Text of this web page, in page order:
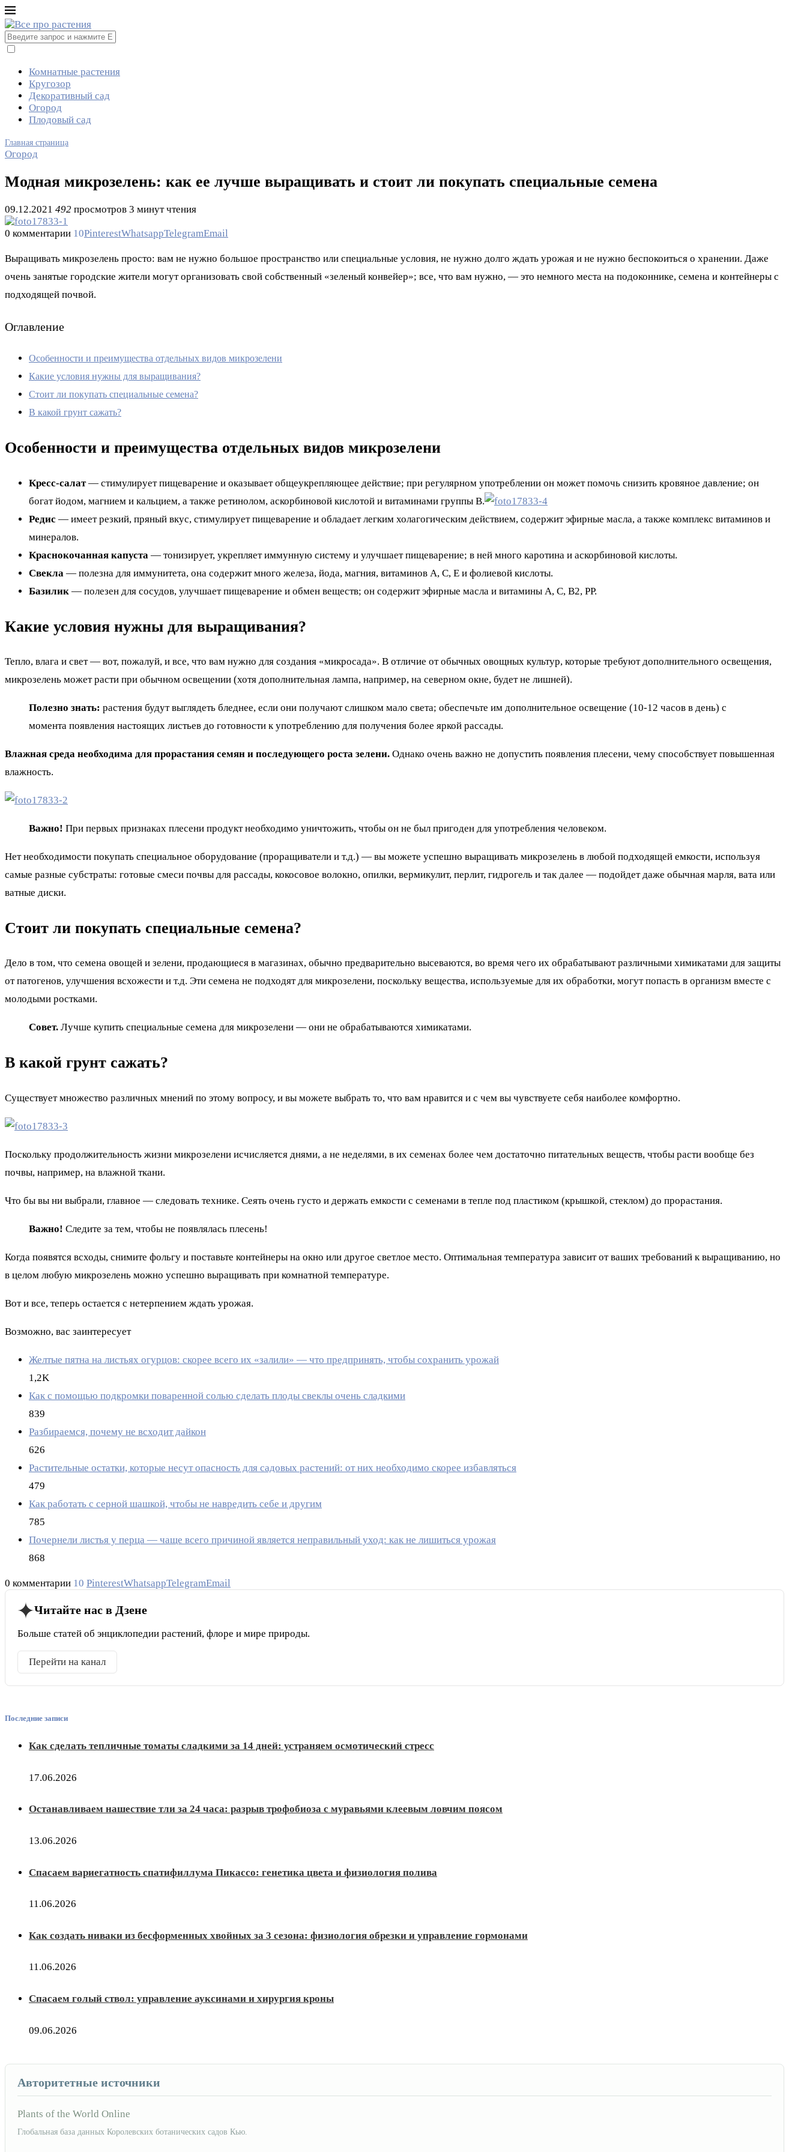
Комнатные растения
Кругозор
Декоративный сад
Огород
Плодовый сад
Главная страница
Огород
Модная микрозелень: как ее лучше выращивать и стоит ли покупать специальные семена
09.12.2021 492 просмотров 3 минут чтения
0 комментарии 10PinterestWhatsappTelegramEmail
Выращивать микрозелень просто: вам не нужно большое пространство или специальные условия, не нужно долго ждать урожая и не нужно беспокоиться о хранении. Даже
очень занятые городские жители могут организовать свой собственный «зеленый конвейер»; все, что вам нужно, — это немного места на подоконнике, семена и контейнеры с
подходящей почвой.
Оглавление
Особенности и преимущества отдельных видов микрозелени
Какие условия нужны для выращивания?
Стоит ли покупать специальные семена?
В какой грунт сажать?
Особенности и преимущества отдельных видов микрозелени
Кресс-салат— стимулирует пищеварение и оказывает общеукрепляющее действие; при регулярном употреблении он может помочь снизить кровяное давление; он
богат йодом, магнием и кальцием, а также ретинолом, аскорбиновой кислотой и витаминами группы В.
Редис — имеет резкий, пряный вкус, стимулирует пищеварение и обладает легким холагогическим действием, содержит эфирные масла, а также комплекс витаминов и
минералов.
Краснокочанная капуста — тонизирует, укрепляет иммунную систему и улучшает пищеварение; в ней много каротина и аскорбиновой кислоты.
Свекла — полезна для иммунитета, она содержит много железа, йода, магния, витаминов А, С, Е и фолиевой кислоты.
Базилик — полезен для сосудов, улучшает пищеварение и обмен веществ; он содержит эфирные масла и витамины А, С, В2, РР.
Какие условия нужны для выращивания?
Тепло, влага и свет — вот, пожалуй, и все, что вам нужно для создания «микросада». В отличие от обычных овощных культур, которые требуют дополнительного освещения,
микрозелень может расти при обычном освещении (хотя дополнительная лампа, например, на северном окне, будет не лишней).
Полезно знать: растения будут выглядеть бледнее, если они получают слишком мало света; обеспечьте им дополнительное освещение (10-12 часов в день) с
момента появления настоящих листьев до готовности к употреблению для получения более яркой рассады.
Влажная среда необходима для прорастания семян и последующего роста зелени. Однако очень важно не допустить появления плесени, чему способствует повышенная
влажность.
Важно! При первых признаках плесени продукт необходимо уничтожить, чтобы он не был пригоден для употребления человеком.
Нет необходимости покупать специальное оборудование (проращиватели и т.д.) — вы можете успешно выращивать микрозелень в любой подходящей емкости, используя
самые разные субстраты: готовые смеси почвы для рассады, кокосовое волокно, опилки, вермикулит, перлит, гидрогель и так далее — подойдет даже обычная марля, вата или
ватные диски.
Стоит ли покупать специальные семена?
Дело в том, что семена овощей и зелени, продающиеся в магазинах, обычно предварительно высеваются, во время чего их обрабатывают различными химикатами для защиты
от патогенов, улучшения всхожести и т.д. Эти семена не подходят для микрозелени, поскольку вещества, используемые для их обработки, могут попасть в организм вместе с
молодыми ростками.
Совет. Лучше купить специальные семена для микрозелени — они не обрабатываются химикатами.
В какой грунт сажать?
Существует множество различных мнений по этому вопросу, и вы можете выбрать то, что вам нравится и с чем вы чувствуете себя наиболее комфортно.
Поскольку продолжительность жизни микрозелени исчисляется днями, а не неделями, в их семенах более чем достаточно питательных веществ, чтобы расти вообще без
почвы, например, на влажной ткани.
Что бы вы ни выбрали, главное — следовать технике. Сеять очень густо и держать емкости с семенами в тепле под пластиком (крышкой, стеклом) до прорастания.
Важно! Следите за тем, чтобы не появлялась плесень!
Когда появятся всходы, снимите фольгу и поставьте контейнеры на окно или другое светлое место. Оптимальная температура зависит от ваших требований к выращиванию, но
в целом любую микрозелень можно успешно выращивать при комнатной температуре.
Вот и все, теперь остается с нетерпением ждать урожая.
Возможно, вас заинтересует
Желтые пятна на листьях огурцов: скорее всего их «залили» — что предпринять, чтобы сохранить урожай
1,2K
Как с помощью подкромки поваренной солью сделать плоды свеклы очень сладкими
839
Разбираемся, почему не всходит дайкон
626
Растительные остатки, которые несут опасность для садовых растений: от них необходимо скорее избавляться
479
Как работать с серной шашкой, чтобы не навредить себе и другим
785
Почернели листья у перца — чаще всего причиной является неправильный уход: как не лишиться урожая
868
0 комментарии 10 PinterestWhatsappTelegramEmail
Читайте нас в Дзене
Больше статей об энциклопедии растений, флоре и мире природы.
Перейти на канал
Последние записи
Как сделать тепличные томаты сладкими за 14 дней: устраняем осмотический стресс
17.06.2026
Останавливаем нашествие тли за 24 часа: разрыв трофобиоза с муравьями клеевым ловчим поясом
13.06.2026
Спасаем вариегатность спатифиллума Пикассо: генетика цвета и физиология полива
11.06.2026
Как создать ниваки из бесформенных хвойных за 3 сезона: физиология обрезки и управление гормонами
11.06.2026
Спасаем голый ствол: управление ауксинами и хирургия кроны
09.06.2026
Авторитетные источники
Plants of the World Online
Глобальная база данных Королевских ботанических садов Кью.